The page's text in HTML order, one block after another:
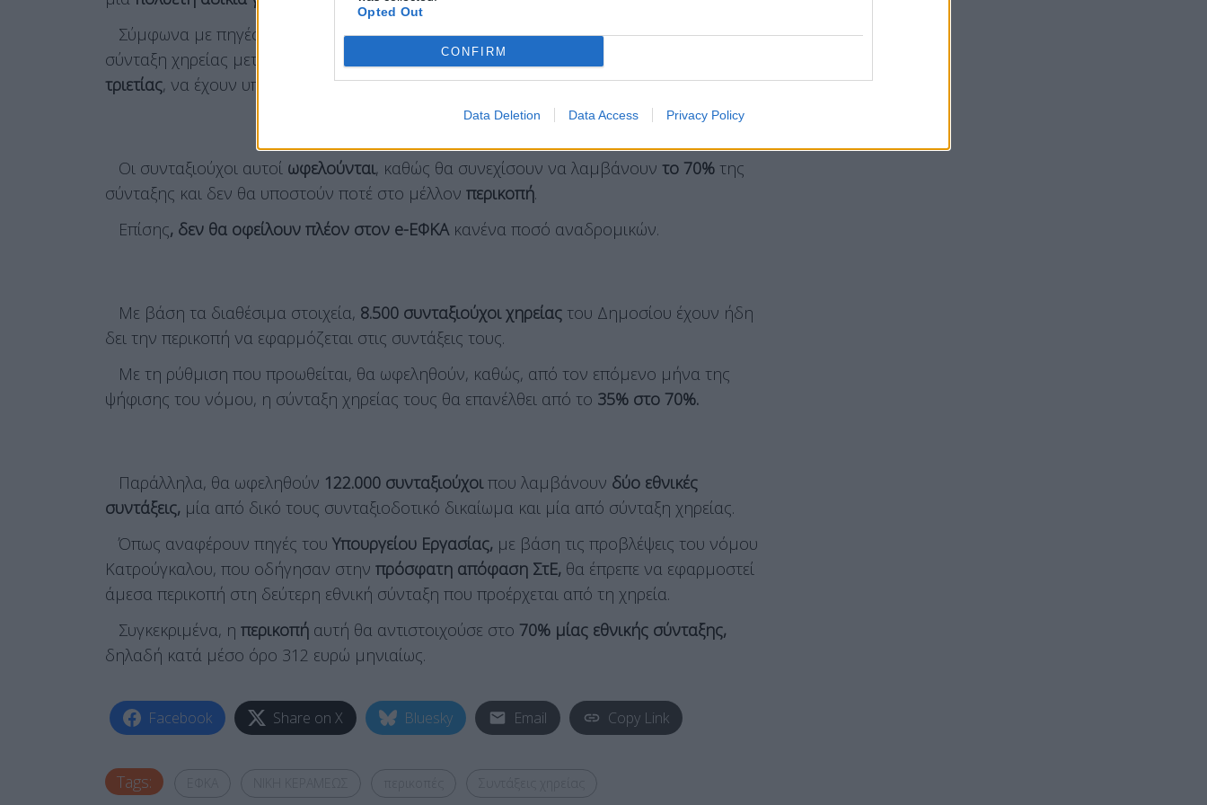
Opted Out
CONFIRM
Data Deletion Data Access Privacy Policy
Σύμφωνα με πηγές του
Υπουργείου Εργασίας, 75.000 συνταξιούχοιπου έλαβαν
σύνταξη χηρείας μετά τον νόμο Κατρούγκαλουθα έπρεπε, μετά τη συμπλήρωση της
τριετίας, να έχουν υποστεί περικοπή από το 70% στο 35%.
Οι συνταξιούχοι αυτοί ωφελούνται, καθώς θα συνεχίσουν να λαμβάνουν το 70% της
σύνταξης και δεν θα υποστούν ποτέ στο μέλλον περικοπή.
Επίσης, δεν θα οφείλουν πλέον στον e-ΕΦΚΑκανένα ποσό αναδρομικών.
Με βάση τα διαθέσιμα στοιχεία, 8.500 συνταξιούχοι χηρείας του Δημοσίου έχουν ήδη
δει την περικοπή να εφαρμόζεται στις συντάξεις τους.
Με τη ρύθμιση που προωθείται, θα ωφεληθούν, καθώς, από τον επόμενο μήνα της
ψήφισης του νόμου, η σύνταξη χηρείας τους θα επανέλθει από το 35% στο 70%.
Παράλληλα, θα ωφεληθούν 122.000 συνταξιούχοιπου λαμβάνουν δύο εθνικές
συντάξεις, μία από δικό τους συνταξιοδοτικό δικαίωμα και μία από σύνταξη χηρείας.
Όπως αναφέρουν πηγές του Υπουργείου Εργασίας, με βάση τις προβλέψεις του νόμου
Κατρούγκαλου, που οδήγησαν στην πρόσφατη απόφαση ΣτΕ, θα έπρεπε να εφαρμοστεί
άμεσα περικοπή στη δεύτερη εθνική σύνταξη που προέρχεται από τη χηρεία.
Συγκεκριμένα, η περικοπή αυτή θα αντιστοιχούσε στο 70% μίας εθνικής σύνταξης,
δηλαδή κατά μέσο όρο 312 ευρώ μηνιαίως.
Facebook Share on X Bluesky Email Copy Link
Tags: